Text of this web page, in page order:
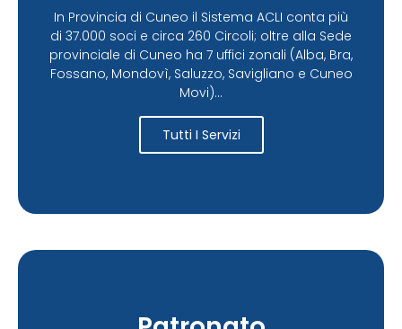
In Provincia di Cuneo il Sistema ACLI conta più
di 37.000 soci e circa 260 Circoli; oltre alla Sede
provinciale di Cuneo ha 7 uffici zonali (Alba, Bra,
Fossano, Mondovì, Saluzzo, Savigliano e Cuneo
Movi)...
Tutti I Servizi